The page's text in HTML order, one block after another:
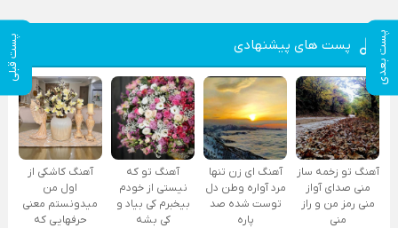
پست بعدی پست قبلی پست های پیشنهادی
آهنگ تو زخمه ساز
منی صدای آواز
منی رمز من و راز
منی
آهنگ ای زن تنها
مرد آواره وطن دل
توست شده صد
پاره
آهنگ تو که
نیستی از خودم
بیخبرم کی بیاد و
کی بشه
آهنگ کاشکی از
اول من
میدونستم معنی
حرفهایی که